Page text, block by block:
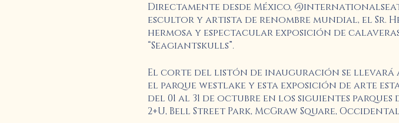
Directamente desde México,
escultor y artista de renombre mundial, el Sr.
hermosa y espectacular exposición de
“Seagiantskulls”.
El corte del listón de inauguración se llevará a
el parque westlake y esta exposición de arte
del 01 al 31 de octubre en los siguientes parques
2+U, Bell Street Park, McGraw Square,